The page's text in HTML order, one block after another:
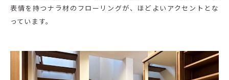
表情を持つナラ材のフローリングが、ほどよいアクセントとな
っています。